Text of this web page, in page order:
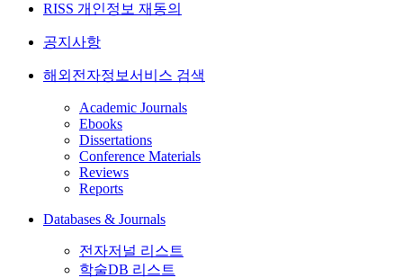
RISS 개인정보 재동의
공지사항
해외전자정보서비스 검색
Academic Journals
Ebooks
Dissertations
Conference Materials
Reviews
Reports
Databases & Journals
전자저널 리스트
학술DB 리스트